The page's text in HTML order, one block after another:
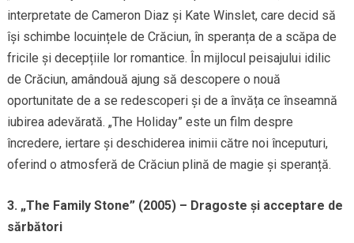
interpretate de Cameron Diaz și Kate Winslet, care decid să
își schimbe locuințele de Crăciun, în speranța de a scăpa de
fricile și decepțiile lor romantice. În mijlocul peisajului idilic
de Crăciun, amândouă ajung să descopere o nouă
oportunitate de a se redescoperi și de a învăța ce înseamnă
iubirea adevărată. „The Holiday” este un film despre
încredere, iertare și deschiderea inimii către noi începuturi,
oferind o atmosferă de Crăciun plină de magie și speranță.
3. „The Family Stone” (2005) – Dragoste și acceptare de
sărbători